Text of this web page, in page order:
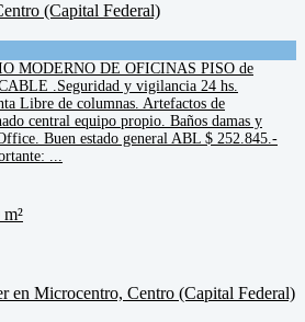
(Capital Federal)
MODERNO DE OFICINAS PISO de
.Seguridad y vigilancia 24 hs.
Libre de columnas. Artefactos de
central equipo propio. Baños damas y
Buen estado general ABL $ 252.845.-
...